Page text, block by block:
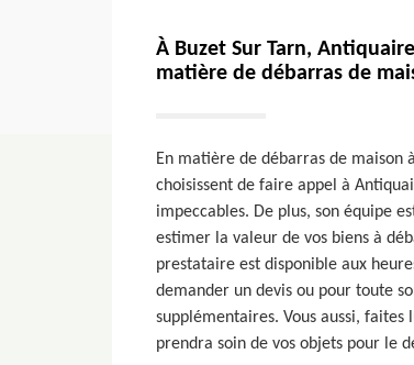
À Buzet Sur Tarn,
matière de débarras de
En matière de débarras de maison
choisissent de faire appel à
impeccables. De plus, son équipe
estimer la valeur de vos biens à
prestataire est disponible aux
demander un devis ou pour toute
supplémentaires. Vous aussi,
prendra soin de vos objets pour le